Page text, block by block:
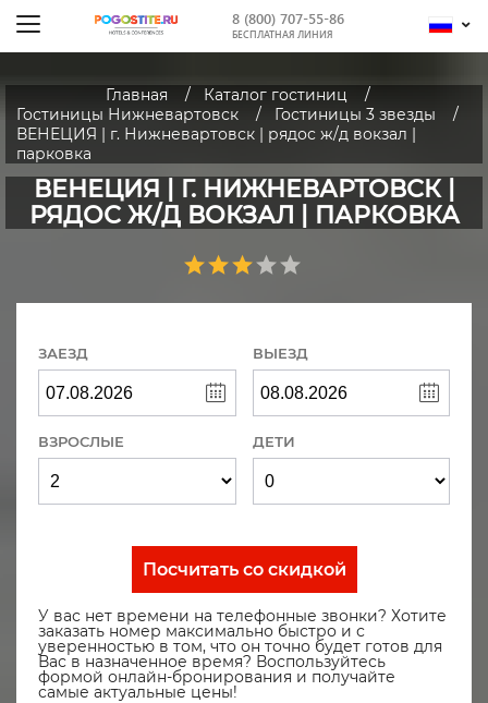
8 (800) 707-55-86
БЕСПЛАТНАЯ ЛИНИЯ
Главная
Каталог гостиниц
Гостиницы Нижневартовск
Гостиницы 3 звезды
ВЕНЕЦИЯ | г. Нижневартовск | рядос ж/д вокзал |
парковка
ВЕНЕЦИЯ | Г. НИЖНЕВАРТОВСК |
РЯДОС Ж/Д ВОКЗАЛ | ПАРКОВКА
ЗАЕЗД ВЫЕЗД
ВЗРОСЛЫЕ ДЕТИ
Посчитать со скидкой
У вас нет времени на телефонные звонки? Хотите
заказать номер максимально быстро и с
уверенностью в том, что он точно будет готов для
Вас в назначенное время? Воспользуйтесь
формой онлайн-бронирования и получайте
самые актуальные цены!